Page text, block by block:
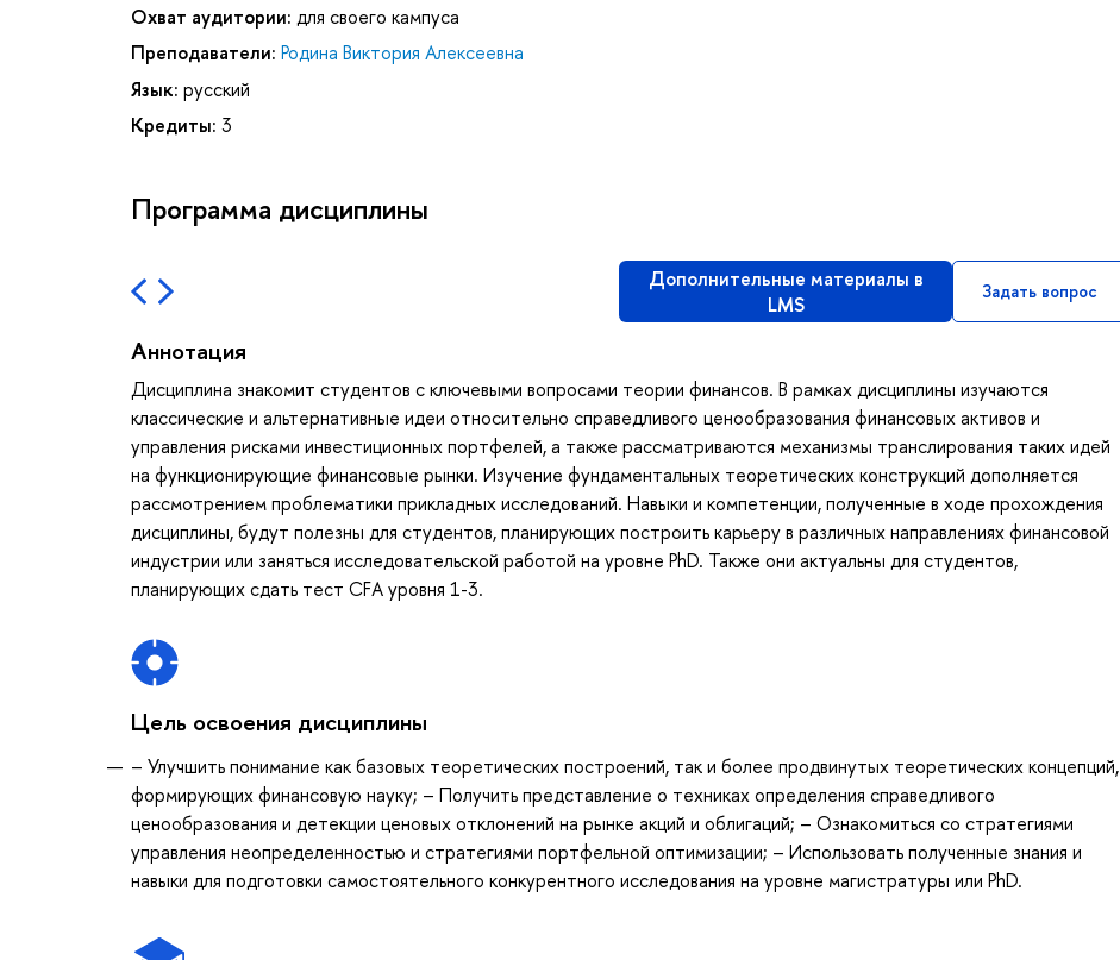
Охват аудитории: для своего кампуса
Преподаватели: Родина Виктория Алексеевна
Язык: русский
Кредиты: 3
Программа дисциплины
Дополнительные материалы в
LMS
Задать вопрос
Аннотация
Дисциплина знакомит студентов с ключевыми вопросами теории финансов. В рамках дисциплины изучаются
классические и альтернативные идеи относительно справедливого ценообразования финансовых активов и
управления рисками инвестиционных портфелей, а также рассматриваются механизмы транслирования таких идей
на функционирующие финансовые рынки. Изучение фундаментальных теоретических конструкций дополняется
рассмотрением проблематики прикладных исследований. Навыки и компетенции, полученные в ходе прохождения
дисциплины, будут полезны для студентов, планирующих построить карьеру в различных направлениях финансовой
индустрии или заняться исследовательской работой на уровне PhD. Также они актуальны для студентов,
планирующих сдать тест CFA уровня 1-3.
Цель освоения дисциплины
– Улучшить понимание как базовых теоретических построений, так и более продвинутых теоретических концепций,
формирующих финансовую науку; – Получить представление о техниках определения справедливого
ценообразования и детекции ценовых отклонений на рынке акций и облигаций; – Ознакомиться со стратегиями
управления неопределенностью и стратегиями портфельной оптимизации; – Использовать полученные знания и
навыки для подготовки самостоятельного конкурентного исследования на уровне магистратуры или PhD.